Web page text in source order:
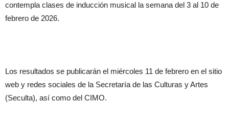
contempla clases de inducción musical la semana del 3 al 10 de
febrero de 2026.
Los resultados se publicarán el miércoles 11 de febrero en el sitio
web y redes sociales de la Secretaría de las Culturas y Artes
(Seculta), así como del CIMO.